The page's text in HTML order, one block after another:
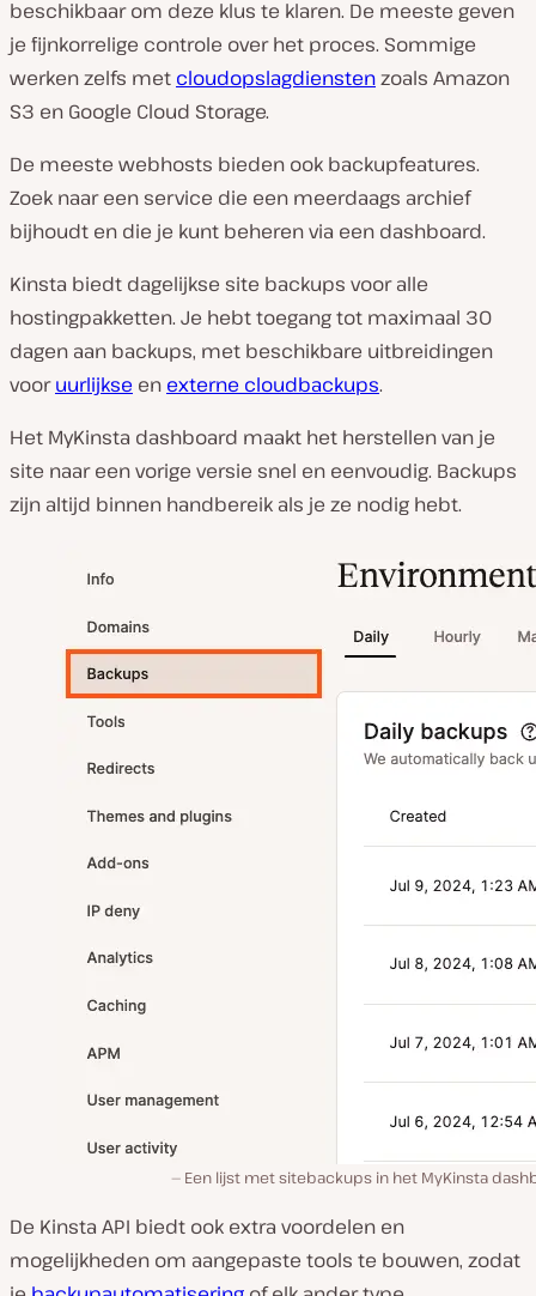
beschikbaar om deze klus te klaren. De meeste geven
je fijnkorrelige controle over het proces. Sommige
werken zelfs met cloudopslagdienstenzoals Amazon
S3 en Google Cloud Storage.
De meeste webhosts bieden ook backupfeatures.
Zoek naar een service die een meerdaags archief
bijhoudt en die je kunt beheren via een dashboard.
Kinsta biedt dagelijkse site backups voor alle
hostingpakketten. Je hebt toegang tot maximaal 30
dagen aan backups, met beschikbare uitbreidingen
vooruurlijkse en externe cloudbackups.
Het MyKinsta dashboard maakt het herstellen van je
site naar een vorige versie snel en eenvoudig. Backups
zijn altijd binnen handbereik als je ze nodig hebt.
Een lijst met sitebackups in het MyKinsta
De Kinsta API biedt ook extra voordelen en
mogelijkheden om aangepaste tools te bouwen, zodat